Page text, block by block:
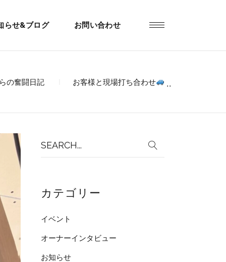
らせ&ブログ お問い合わせ
の奮闘日記 お客様と現場打ち合わせ
カテゴリー
イベント
オーナーインタビュー
お知らせ